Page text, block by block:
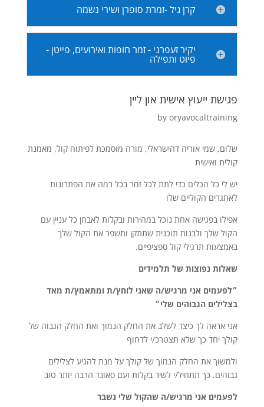
קרן גיל -זמרת סופרן ושירי נשמה
יקיר זעפרני - זמר חופות ואירועים, פייטן -
פיוט ותפילה
פגישת ייעוץ אישית און ליין
byoryavocaltraining
שלום, שמי אוריה דהישראלי, מורה מוסמכת לפיתוח קול, מאמנת
קולית ואישית
יש לי כל הכלים כדי לתת לכל זמר בכל רמה את הפתרונות
לאתגרים הקוליים שלו
אפילו בפגישה אחת נוכל במהירות ובקלות לאבחן כל עניין עם
הקול שלך ולבנות תוכנית שתתקן ותשפר את הקול שלך
באמצעות תרגילי קול ספציפיים.
שאלות נפוצות של תלמידים
״לפעמים אני מרגיש/ה שאני לוחץ/ת ומתאמץ/ת מאד
בצלילים הגבוהים שלי״
אני אראה לך כיצד לשלב את החלק הנמוך ואת החלק הגבוה של
קולך יחד כך שלא תצטרכ/י לדחוף
ולמשוך את החלק הנמוך של קולך על מנת להגיע לצלילים
גבוהים. כך תתחיל/י לשיר בקלות ועם סאונד הרבה יותר טוב
לפעמים אני מרגיש/ה שהקול שלי נשבר